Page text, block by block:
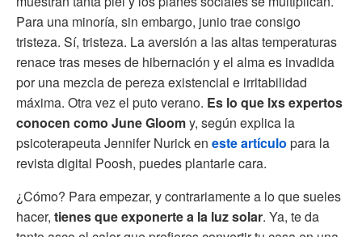
Para una minoría, sin embargo, junio trae consigo
tristeza. Sí, tristeza. La aversión a las altas temperaturas
renace tras meses de hibernación y el alma es invadida
por una mezcla de pereza existencial e irritabilidad
máxima. Otra vez el puto verano. Es lo que lxs expertos
conocen como June Gloomy, según explica la
psicoterapeuta Jennifer Nurick en este artículo para la
revista digital Poosh, puedes plantarle cara.
¿Cómo? Para empezar, y contrariamente a lo que sueles
hacer, tienes que exponerte a la luz solar. Ya, te da